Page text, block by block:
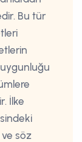
Bu tür
uygunluğu
İlke
söz